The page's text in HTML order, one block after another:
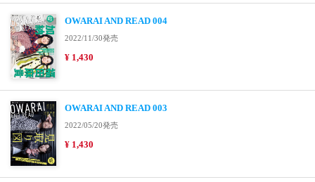
OWARAI AND READ 004
2022/11/30発売
¥ 1,430
OWARAI AND READ 003
2022/05/20発売
¥ 1,430